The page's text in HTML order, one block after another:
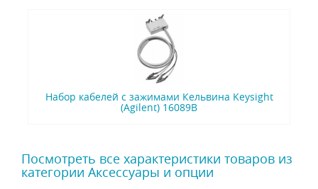
Набор кабелей с зажимами Кельвина Keysight
(Agilent) 16089B
Посмотреть все характеристики товаров из
категории Аксессуары и опции